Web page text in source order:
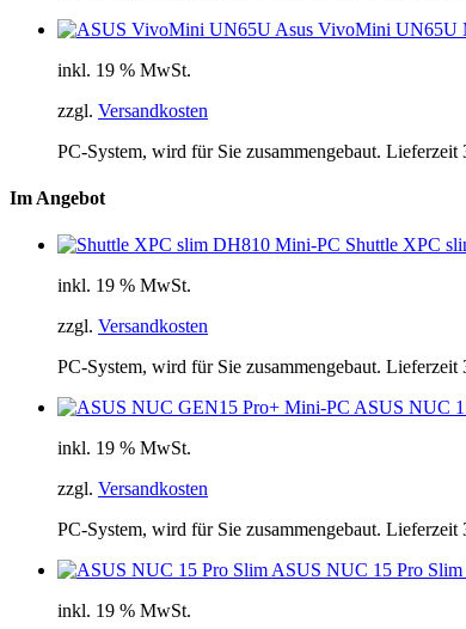
Asus VivoMini UN65U
inkl. 19 % MwSt.
zzgl. Versandkosten
PC-System, wird für Sie zusammengebaut. Lieferzeit
Im Angebot
Shuttle XPC
inkl. 19 % MwSt.
zzgl. Versandkosten
PC-System, wird für Sie zusammengebaut. Lieferzeit
ASUS NUC
inkl. 19 % MwSt.
zzgl. Versandkosten
PC-System, wird für Sie zusammengebaut. Lieferzeit
ASUS NUC 15 Pro
inkl. 19 % MwSt.